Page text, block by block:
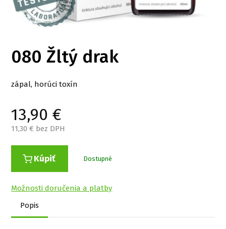
080 Žltý drak
zápal, horúci toxín
13,90 €
11,30 € bez DPH
Kúpiť Dostupné
Možnosti doručenia a platby
Popis